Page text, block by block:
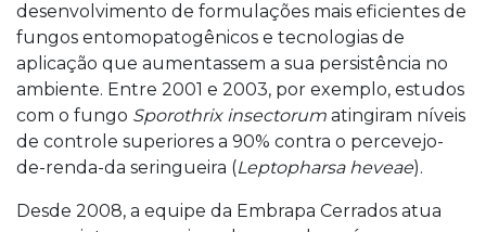
desenvolvimento de formulações mais eficientes de
fungos entomopatogênicos e tecnologias de
aplicação que aumentassem a sua persistência no
ambiente. Entre 2001 e 2003, por exemplo, estudos
com o fungo Sporothrix insectorum atingiram níveis
de controle superiores a 90% contra o percevejo-
de-renda-da seringueira (Leptopharsa heveae).
Desde 2008, a equipe da Embrapa Cerrados atua